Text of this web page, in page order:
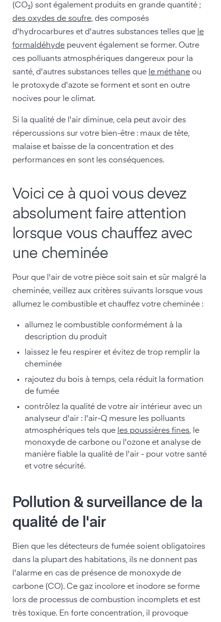
(CO₂) sont également produits en grande quantité ;
des oxydes de soufre, des composés
d'hydrocarbures et d'autres substances telles que le
formaldéhyde peuvent également se former. Outre
ces polluants atmosphériques dangereux pour la
santé, d'autres substances telles que le méthane ou
le protoxyde d'azote se forment et sont en outre
nocives pour le climat.
Si la qualité de l'air diminue, cela peut avoir des
répercussions sur votre bien-être : maux de tête,
malaise et baisse de la concentration et des
performances en sont les conséquences.
Voici ce à quoi vous devez
absolument faire attention
lorsque vous chauffez avec
une cheminée
Pour que l'air de votre pièce soit sain et sûr malgré la
cheminée, veillez aux critères suivants lorsque vous
allumez le combustible et chauffez votre cheminée :
allumez le combustible conformément à la
description du produit
laissez le feu respirer et évitez de trop remplir la
cheminée
rajoutez du bois à temps, cela réduit la formation
de fumée
contrôlez la qualité de votre air intérieur avec un
analyseur d'air : l'air-Q mesure les polluants
atmosphériques tels que les poussières fines, le
monoxyde de carbone ou l'ozone et analyse de
manière fiable la qualité de l'air - pour votre santé
et votre sécurité.
Pollution & surveillance de la
qualité de l'air
Bien que les détecteurs de fumée soient obligatoires
dans la plupart des habitations, ils ne donnent pas
l'alarme en cas de présence de monoxyde de
carbone (CO). Ce gaz incolore et inodore se forme
lors de processus de combustion incomplets et est
très toxique. En forte concentration, il provoque